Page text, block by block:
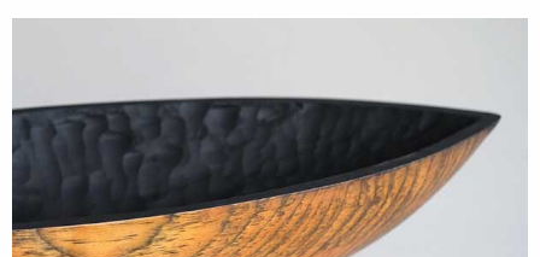
Kunst-Schalen 2
Bildende Kunst